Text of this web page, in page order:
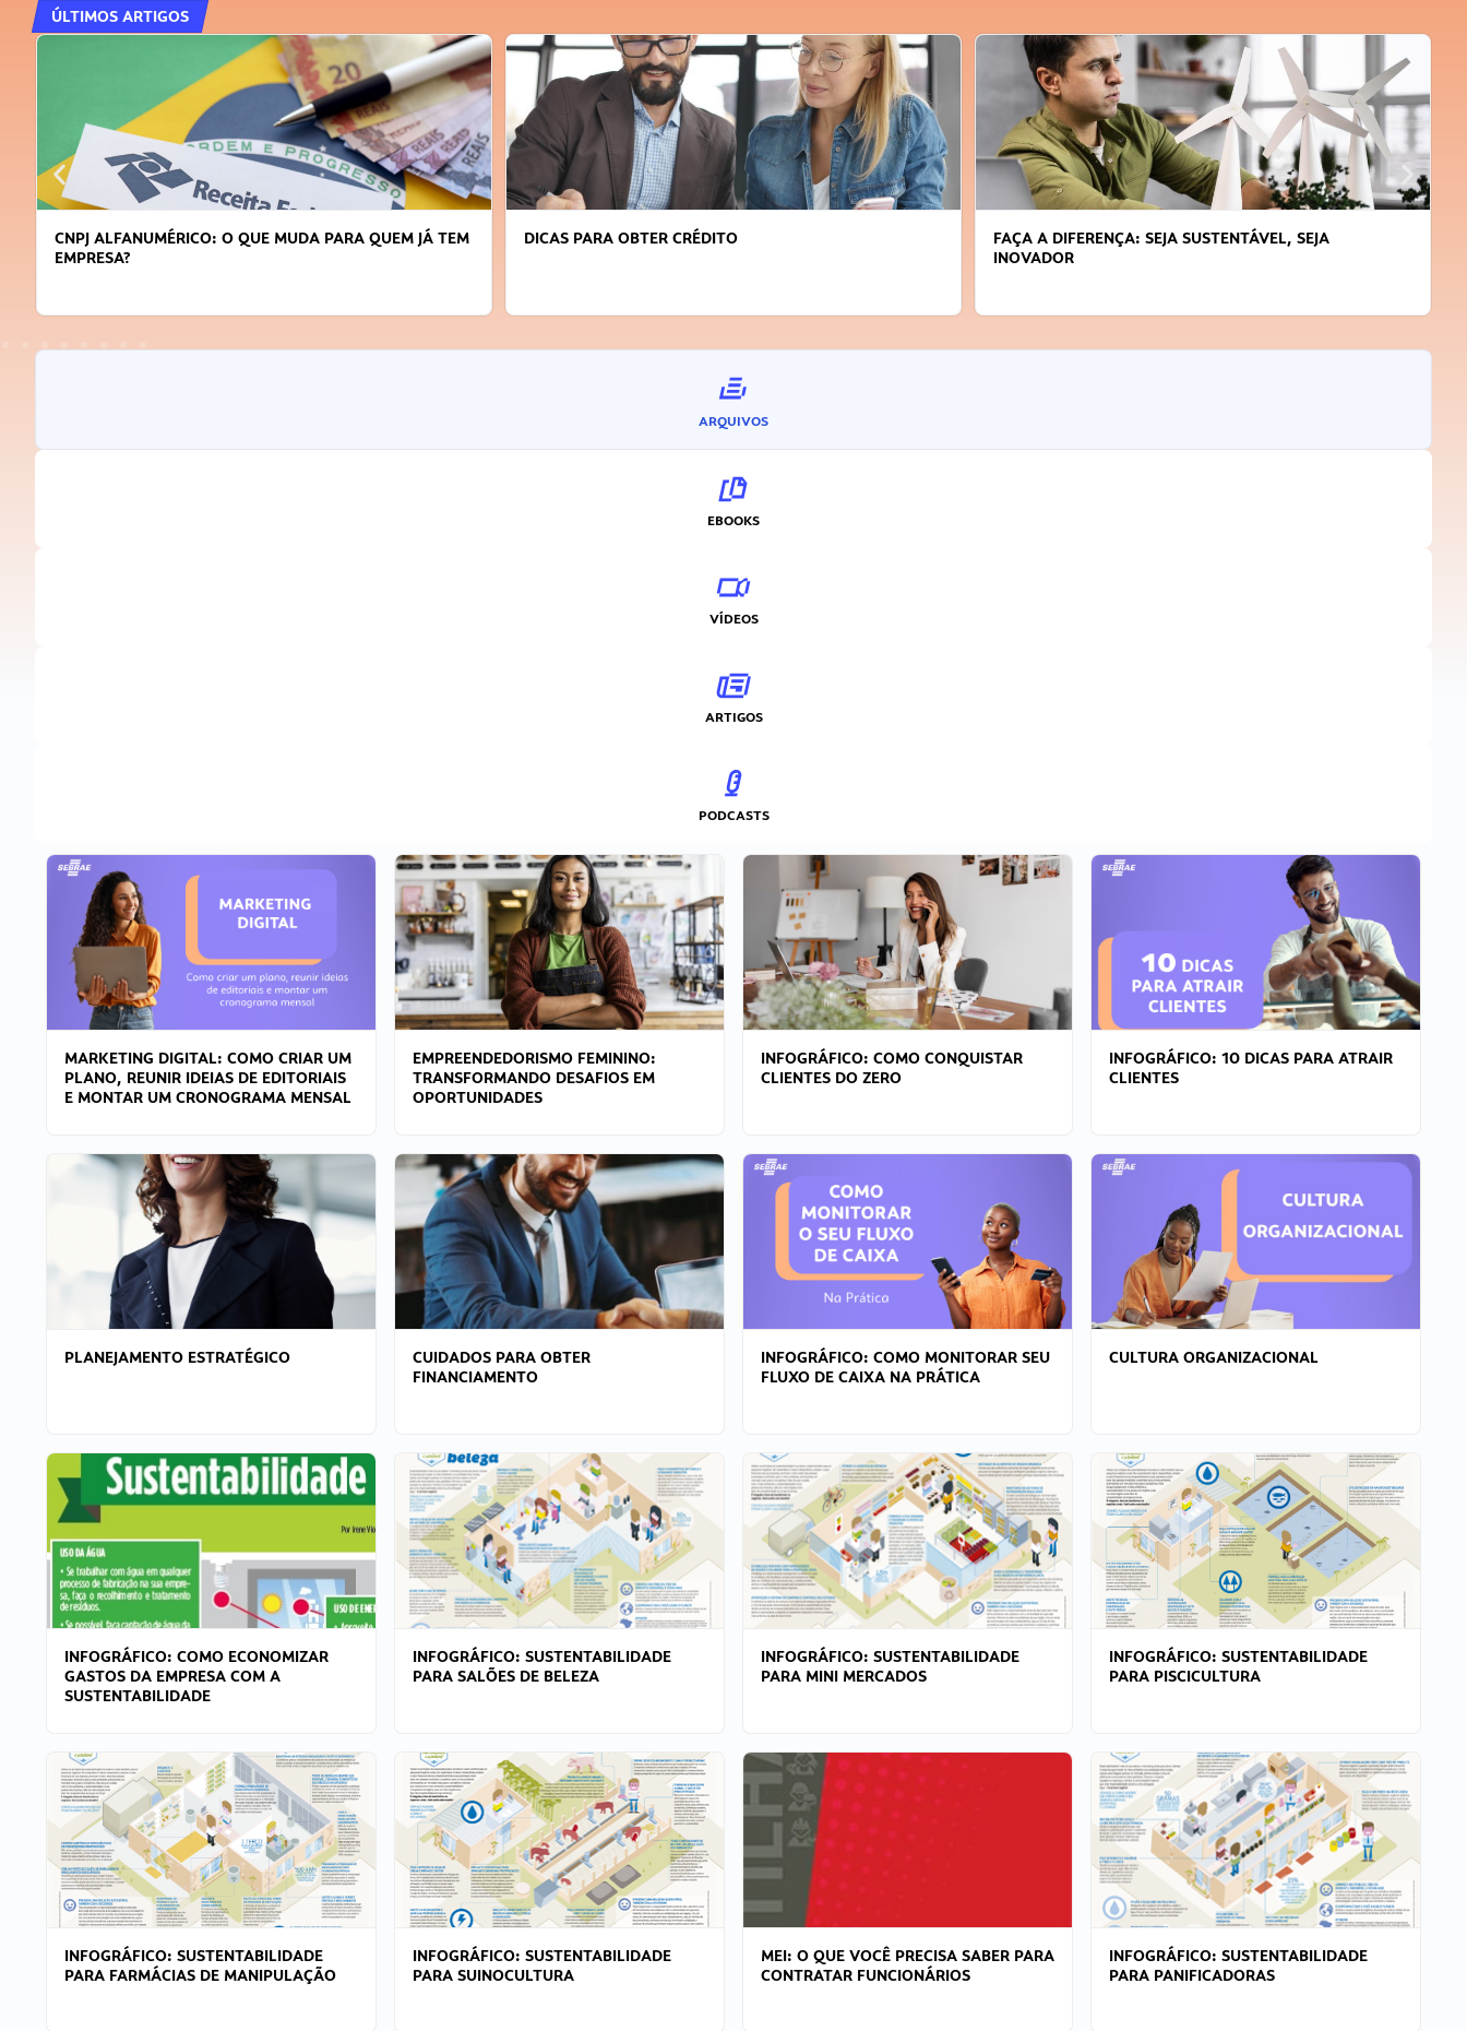
ÚLTIMOS ARTIGOS
CNPJ ALFANUMÉRICO: O QUE MUDA PARA QUEM JÁ TEM
EMPRESA?
DICAS PARA OBTER CRÉDITO
FAÇA A DIFERENÇA: SEJA SUSTENTÁVEL, SEJA
INOVADOR
ARQUIVOS
EBOOKS
VÍDEOS
ARTIGOS
PODCASTS
MARKETING DIGITAL: COMO CRIAR UM
PLANO, REUNIR IDEIAS DE EDITORIAIS
E MONTAR UM CRONOGRAMA MENSAL
EMPREENDEDORISMO FEMININO:
TRANSFORMANDO DESAFIOS EM
OPORTUNIDADES
INFOGRÁFICO: COMO CONQUISTAR
CLIENTES DO ZERO
INFOGRÁFICO: 10 DICAS PARA ATRAIR
CLIENTES
PLANEJAMENTO ESTRATÉGICO
CUIDADOS PARA OBTER
FINANCIAMENTO
INFOGRÁFICO: COMO MONITORAR SEU
FLUXO DE CAIXA NA PRÁTICA
CULTURA ORGANIZACIONAL
INFOGRÁFICO: COMO ECONOMIZAR
GASTOS DA EMPRESA COM A
SUSTENTABILIDADE
INFOGRÁFICO: SUSTENTABILIDADE
PARA SALÕES DE BELEZA
INFOGRÁFICO: SUSTENTABILIDADE
PARA MINI MERCADOS
INFOGRÁFICO: SUSTENTABILIDADE
PARA PISCICULTURA
INFOGRÁFICO: SUSTENTABILIDADE
PARA FARMÁCIAS DE MANIPULAÇÃO
INFOGRÁFICO: SUSTENTABILIDADE
PARA SUINOCULTURA
MEI: O QUE VOCÊ PRECISA SABER PARA
CONTRATAR FUNCIONÁRIOS
INFOGRÁFICO: SUSTENTABILIDADE
PARA PANIFICADORAS